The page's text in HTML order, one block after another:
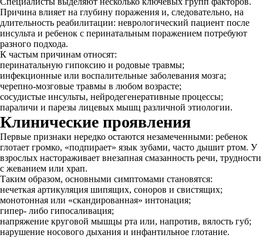
Причина влияет на глубину поражения и, следовательно, на
длительность реабилитации: неврологический пациент после
инсульта и ребенок с перинатальным поражением потребуют
разного подхода.
К частым причинам относят:
перинатальную гипоксию и родовые травмы;
инфекционные или воспалительные заболевания мозга;
черепно‐мозговые травмы в любом возрасте;
сосудистые инсульты, нейродегенеративные процессы;
параличи и парезы лицевых мышц различной этиологии.
Клинические проявления
Первые признаки нередко остаются незамеченными: ребенок
глотает громко, «подпирает» язык зубами, часто дышит ртом. У
взрослых настораживает внезапная смазанность речи, трудности
с жеванием или храп.
Таким образом, основными симптомами становятся:
нечеткая артикуляция шипящих, соноров и свистящих;
монотонная или «скандированная» интонация;
гипер‐ либо гипосаливация;
напряжение круговой мышцы рта или, напротив, вялость губ;
нарушение носового дыхания и инфантильное глотание.